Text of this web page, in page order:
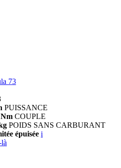
73
PUISSANCE
COUPLE
POIDS SANS CARBURANT
épuisée i